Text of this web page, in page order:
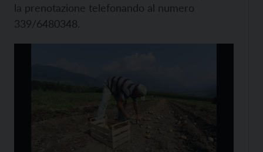
la prenotazione telefonando al numero
339/6480348.